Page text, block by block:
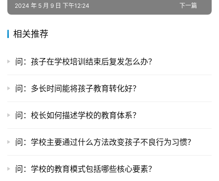
青
年
逆
题
下一篇
2024 年 5 月 9 日 下午12:24
相关推荐
问：孩子在学校培训结束后复发怎么办？
问：多长时间能将孩子教育转化好？
问：校长如何描述学校的教育体系？
问：学校主要通过什么方法改变孩子不良行为习惯？
问：学校的教育模式包括哪些核心要素？